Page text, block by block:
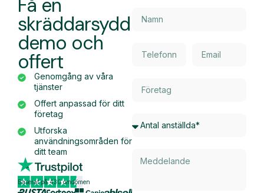
Få en
skräddarsydd
demo och
offert
Genomgång av våra
tjänster
Offert anpassad för ditt
företag
Utforska
användningsområden för
ditt team
Baserat på 430 omdömen